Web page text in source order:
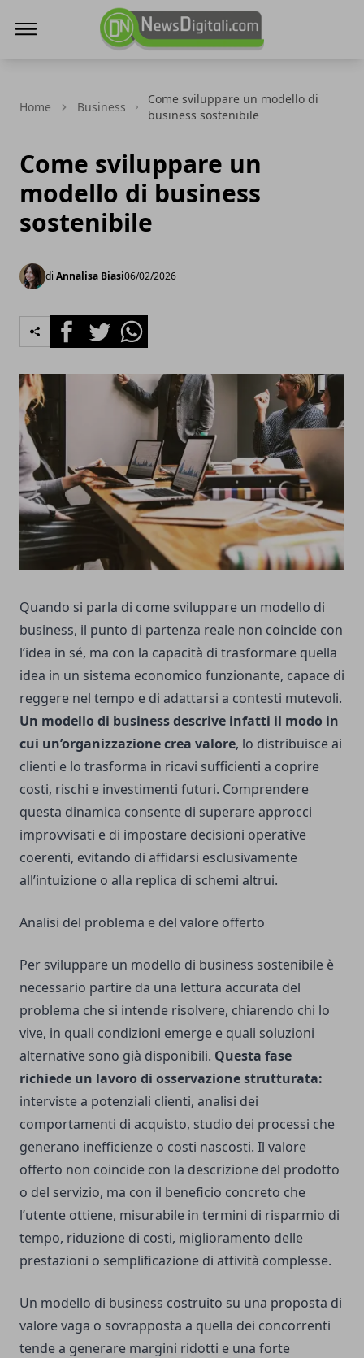
Home Business
Come sviluppare un modello di
business sostenibile
Come sviluppare un
modello di business
sostenibile
di Annalisa Biasi06/02/2026
FacebookTwitterWhatsapp
Quando si parla di come sviluppare un modello di
business, il punto di partenza reale non coincide con
l’idea in sé, ma con la capacità di trasformare quella
idea in un sistema economico funzionante, capace di
reggere nel tempo e di adattarsi a contesti mutevoli.
Un modello di business descrive infatti il modo in
cui un’organizzazione crea valore, lo distribuisce ai
clienti e lo trasforma in ricavi sufficienti a coprire
costi, rischi e investimenti futuri. Comprendere
questa dinamica consente di superare approcci
improvvisati e di impostare decisioni operative
coerenti, evitando di affidarsi esclusivamente
all’intuizione o alla replica di schemi altrui.
Analisi del problema e del valore offerto
Per sviluppare un modello di business sostenibile è
necessario partire da una lettura accurata del
problema che si intende risolvere, chiarendo chi lo
vive, in quali condizioni emerge e quali soluzioni
alternative sono già disponibili. Questa fase
richiede un lavoro di osservazione strutturata:
interviste a potenziali clienti, analisi dei
comportamenti di acquisto, studio dei processi che
generano inefficienze o costi nascosti. Il valore
offerto non coincide con la descrizione del prodotto
o del servizio, ma con il beneficio concreto che
l’utente ottiene, misurabile in termini di risparmio di
tempo, riduzione di costi, miglioramento delle
prestazioni o semplificazione di attività complesse.
Un modello di business costruito su una proposta di
valore vaga o sovrapposta a quella dei concorrenti
tende a generare margini ridotti e una forte